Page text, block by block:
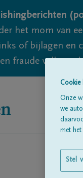
het mom van
of bijlagen en
fraude vallen
Cookie
Onze
we
met
Stel